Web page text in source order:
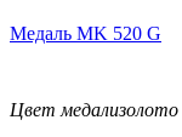
Медаль MK 520 G
Цвет медализолото